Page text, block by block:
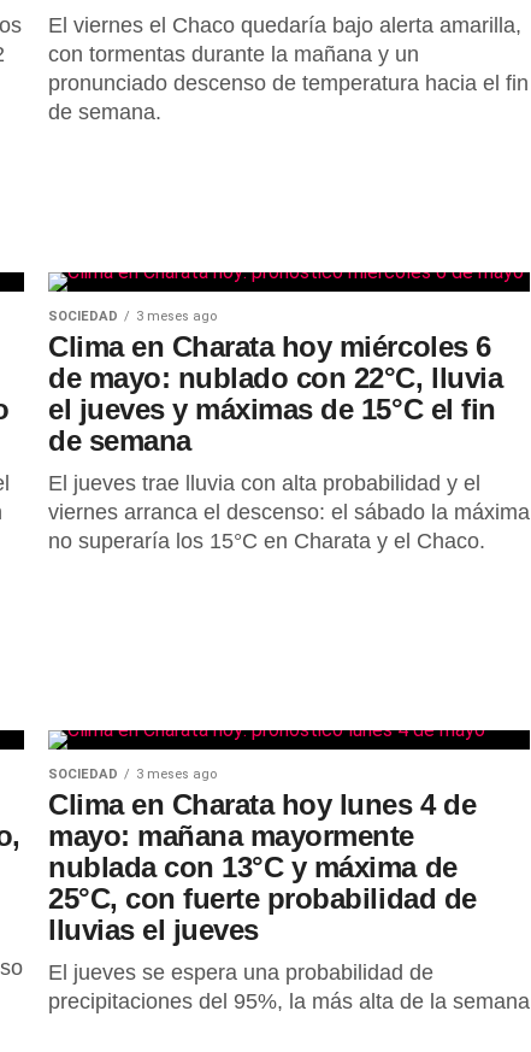
El viernes el Chaco quedaría bajo alerta amarilla,
con tormentas durante la mañana y un
pronunciado descenso de temperatura hacia el fin
de semana.
SOCIEDAD 3 meses ago
Clima en Charata hoy miércoles 6
de mayo: nublado con 22°C, lluvia
el jueves y máximas de 15°C el fin
de semana
El jueves trae lluvia con alta probabilidad y el
viernes arranca el descenso: el sábado la máxima
no superaría los 15°C en Charata y el Chaco.
SOCIEDAD 3 meses ago
Clima en Charata hoy lunes 4 de
mayo: mañana mayormente
nublada con 13°C y máxima de
25°C, con fuerte probabilidad de
lluvias el jueves
El jueves se espera una probabilidad de
precipitaciones del 95%, la más alta de la semana